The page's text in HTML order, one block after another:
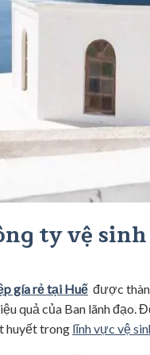
ty vệ
gía rẻ tại Huế được
quả của Ban lãnh đạo.
huyết trong lĩnh vực vệ